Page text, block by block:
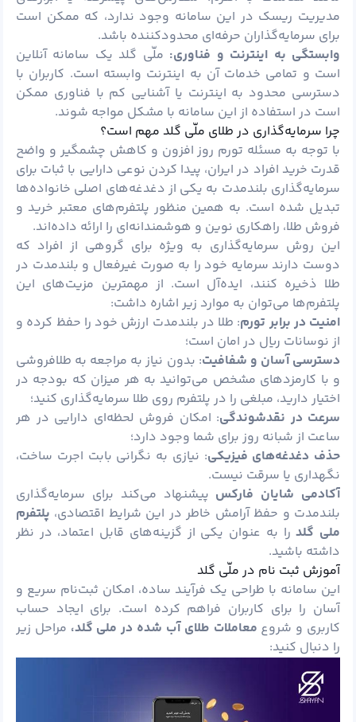
مدیریت ریسک در این سامانه وجود ندارد، که ممکن است
برای سرمایه‌گذاران حرفه‌ای محدودکننده باشد.
وابستگی به اینترنت و فناوری: ملّی گلد یک سامانه آنلاین
است و تمامی خدمات آن به اینترنت وابسته است. کاربران با
دسترسی محدود به اینترنت یا آشنایی کم با فناوری ممکن
است در استفاده از این سامانه با مشکل مواجه شوند.
چرا سرمایه‌گذاری در طلای ملّی گلد مهم است؟
با توجه به مسئله تورم روز افزون و کاهش چشمگیر و واضح
قدرت خرید افراد در ایران، پیدا کردن نوعی دارایی با ثبات برای
سرمایه‌گذاری بلندمدت به یکی از دغدغه‌های اصلی خانواده‌ها
تبدیل شده است. به همین منظور پلتفرم‌های معتبر خرید و
فروش طلا، راهکاری نوین و هوشمندانه‌ای را ارائه داده‌اند.
این روش سرمایه‌گذاری به ویژه برای گروهی از افراد که
دوست دارند سرمایه خود را به صورت غیرفعال و بلندمدت در
طلا ذخیره کنند، ایده‌آل است. از مهمترین مزیت‌های این
پلتفرم‌ها می‌توان به موارد زیر اشاره داشت:
امنیت در برابر تورم: طلا در بلندمدت ارزش خود را حفظ کرده و
از نوسانات ریال در امان است؛
دسترسی آسان و شفافیت: بدون نیاز به مراجعه به طلافروشی
و با کارمزدهای مشخص می‌توانید به هر میزان که بودجه در
اختیار دارید، مبلغی را در پلتفرم روی طلا سرمایه‌گذاری کنید؛
سرعت در نقدشوندگی: امکان فروش لحظه‌ای دارایی در هر
ساعت از شبانه روز برای شما وجود دارد؛
حذف دغدغه‌های فیزیکی: نیازی به نگرانی بابت اجرت ساخت،
نگهداری یا سرقت نیست.
آکادمی شایان فارکس پیشنهاد می‌کند برای سرمایه‌گذاری
بلندمدت و حفظ آرامش خاطر در این شرایط اقتصادی، پلتفرم
ملی گلدرا به عنوان یکی از گزینه‌های قابل اعتماد، در نظر
داشته باشید.
آموزش ثبت‌ نام در ملّی گلد
این سامانه با طراحی یک فرآیند ساده، امکان ثبت‌نام سریع و
آسان را برای کاربران فراهم کرده است. برای ایجاد حساب
کاربری و شروع معاملات طلای آب‌ شده در ملی گلد، مراحل زیر
را دنبال کنید: